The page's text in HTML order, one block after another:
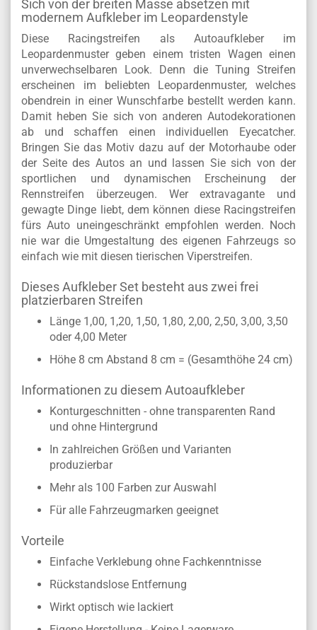
Sich von der breiten Masse absetzen mit
modernem Aufkleber im Leopardenstyle
Diese Racingstreifen als Autoaufkleber im
Leopardenmuster geben einem tristen Wagen einen
unverwechselbaren Look. Denn die Tuning Streifen
erscheinen im beliebten Leopardenmuster, welches
obendrein in einer Wunschfarbe bestellt werden kann.
Damit heben Sie sich von anderen Autodekorationen
ab und schaffen einen individuellen Eyecatcher.
Bringen Sie das Motiv dazu auf der Motorhaube oder
der Seite des Autos an und lassen Sie sich von der
sportlichen und dynamischen Erscheinung der
Rennstreifen überzeugen. Wer extravagante und
gewagte Dinge liebt, dem können diese Racingstreifen
fürs Auto uneingeschränkt empfohlen werden. Noch
nie war die Umgestaltung des eigenen Fahrzeugs so
einfach wie mit diesen tierischen Viperstreifen.
Dieses Aufkleber Set besteht aus zwei frei
platzierbaren Streifen
Länge 1,00, 1,20, 1,50, 1,80, 2,00, 2,50, 3,00, 3,50
oder 4,00 Meter
Höhe 8 cm Abstand 8 cm = (Gesamthöhe 24 cm)
Informationen zu diesem Autoaufkleber
Konturgeschnitten - ohne transparenten Rand
und ohne Hintergrund
In zahlreichen Größen und Varianten
produzierbar
Mehr als 100 Farben zur Auswahl
Für alle Fahrzeugmarken geeignet
Vorteile
Einfache Verklebung ohne Fachkenntnisse
Rückstandslose Entfernung
Wirkt optisch wie lackiert